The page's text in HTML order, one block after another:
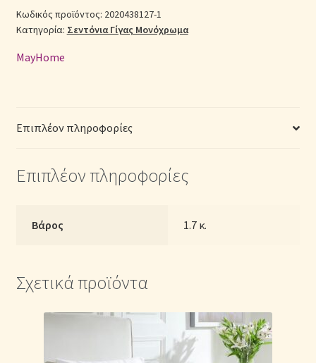
2020438127-
1
Λάστιχο
Μ:
x
ποσότητα
Κωδικός προϊόντος: 2020438127-1
Κατηγορία: Σεντόνια Γίγας Μονόχρωμα
MayHome
Επιπλέον πληροφορίες
Επιπλέον πληροφορίες
Βάρος 1.7 κ.
Σχετικά προϊόντα